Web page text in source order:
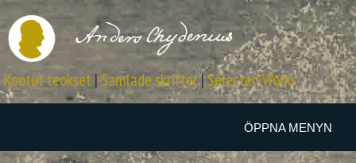
ÖPPNA MENYN
Kootut teokset | Samlade skrifter|Selected Works